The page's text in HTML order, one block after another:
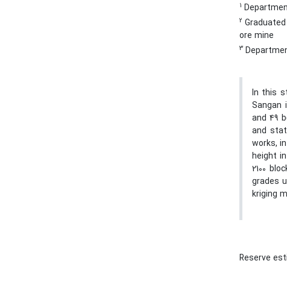
1
2
ore mine
3
In this
Sangan
and 49
and
works,
height
2100
grades
kriging
Reserve